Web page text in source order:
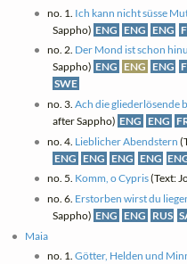
no. 1. Ich kann nicht süsse
Sappho) ENG ENG ENG
no. 2. Der Mond ist schon
Sappho) ENG ENG ENG
SWE
no. 3. Ach die gliederlösende
after Sappho) ENG ENG
no. 4. Lieblicher Abendstern
ENG ENG ENG ENG
no. 5. Komm, o Cypris(Text:
no. 6. Erstorben wirst du
Sappho) ENG ENG RUS
Maia
no. 1. Götter, Helden und